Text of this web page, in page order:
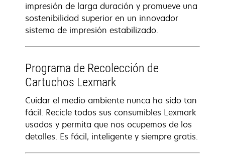
impresión de larga duración y promueve una
sostenibilidad superior en un innovador
sistema de impresión estabilizado.
Programa de Recolección de
Cartuchos Lexmark
Cuidar el medio ambiente nunca ha sido tan
fácil. Recicle todos sus consumibles Lexmark
usados y permita que nos ocupemos de los
detalles. Es fácil, inteligente y siempre gratis.